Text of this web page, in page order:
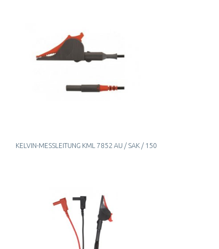
KELVIN-MESSLEITUNG KML 7852 AU / SAK / 150